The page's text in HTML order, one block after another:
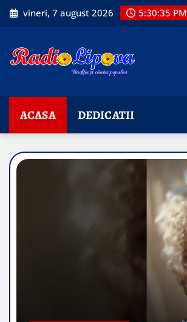
Skip
to
vineri, 7 august 2026 5:30:36 PM
ACASA DEDICATII